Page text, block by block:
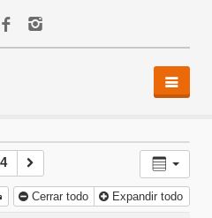
Cerrar todo Expandir todo